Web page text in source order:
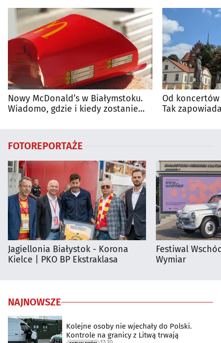
Nowy McDonald’s w Białymstoku.
Wiadomo, gdzie i kiedy zostanie
Od
Tak
FOTOREPORTAŻE
Jagiellonia Białystok - Korona
Kielce | PKO BP Ekstraklasa
Festiwal
Wymiar
NAJNOWSZE
Kolejne osoby nie wjechały do Polski.
Kontrole na granicy z Litwą trwają